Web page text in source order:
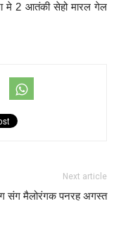
मे 2 आतंकी सेहो मारल गेल
Next article
संग मैलोरंगक पनरह अगस्त